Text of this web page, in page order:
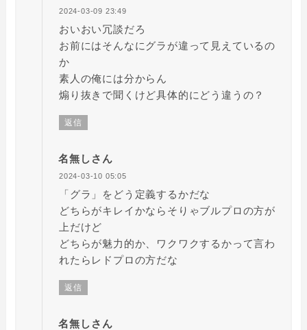
2024-03-09 23:49
おいおい冗談だろ
お前にはそんなにグラが違って見えているの
か
素人の俺には分からん
煽り抜きで聞くけど具体的にどう違うの？
返信
名無しさん
2024-03-10 05:05
「グラ」をどう定義するかだな
どちらがキレイかならそりゃブルプロの方が
上だけど
どちらが魅力的か、ワクワクするかって言わ
れたらレドプロの方だな
返信
名無しさん